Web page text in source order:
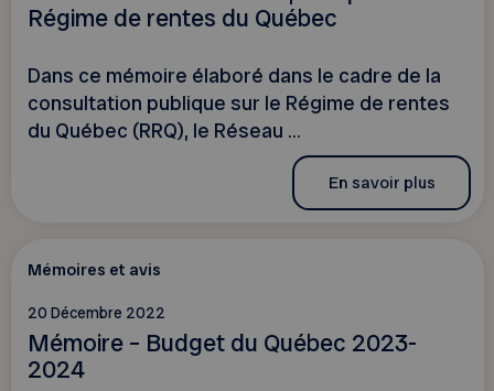
Régime de rentes du Québec
Dans ce mémoire élaboré dans le cadre de la
consultation publique sur le Régime de rentes
du Québec (RRQ), le Réseau ...
En savoir plus
Mémoires et avis
20 Décembre 2022
Mémoire – Budget du Québec 2023-
2024